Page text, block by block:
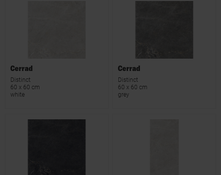
Cerrad
Distinct
60 x 60 cm
white
Cerrad
Distinct
60 x 60 cm
grey